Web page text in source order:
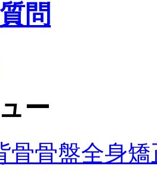
問
ー
骨骨盤全身矯